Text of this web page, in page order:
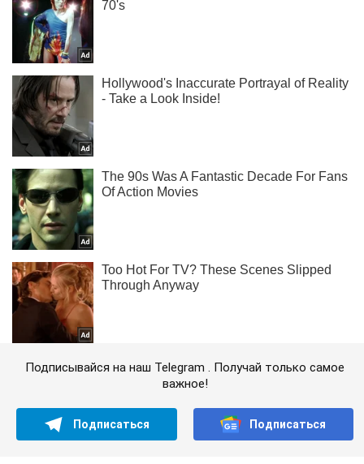
Подписывайся на наш Telegram . Получай только самое
важное!
Подписаться Подписаться